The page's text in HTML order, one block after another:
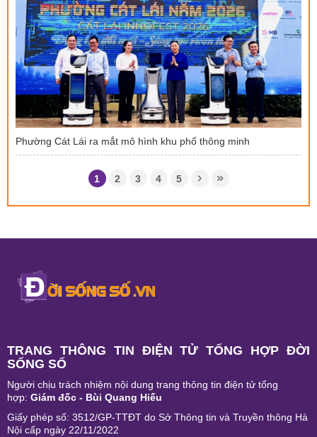
Phường Cát Lái ra mắt mô hình khu phố thông minh
1 2 3 4 5
TRANG THÔNG TIN ĐIỆN TỬ TỔNG HỢP ĐỜI
SỐNG SỐ
Người chịu trách nhiệm nội dung trang thông tin điện tử tổng
hợp: Giám đốc - Bùi Quang Hiếu
Giấy phép số: 3512/GP-TTĐT do Sở Thông tin và Truyền thông Hà
Nội cấp ngày 22/11/2022